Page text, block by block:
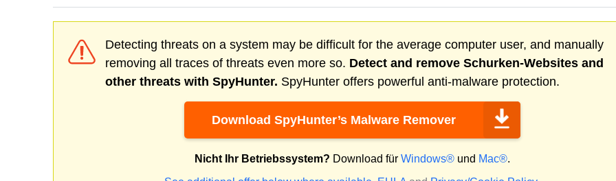
Detecting threats on a system may be difficult for the average computer user, and manually
removing all traces of threats even more so. Detect and remove Schurken-Websites and
other threats with SpyHunter. SpyHunter offers powerful anti-malware protection.
Download SpyHunter’s Malware Remover
Nicht Ihr Betriebssystem? Download für Windows®und Mac®.